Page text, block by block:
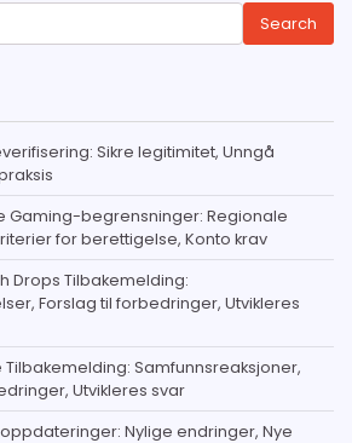
Sikre legitimitet, Unngå
Gaming-begrensninger: Regionale
for berettigelse, Konto krav
Drops Tilbakemelding:
Forslag til forbedringer, Utvikleres
Tilbakemelding: Samfunnsreaksjoner,
Utvikleres svar
Nylige endringer, Nye